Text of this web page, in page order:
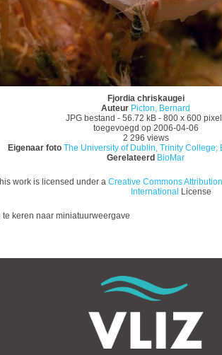
Fjordia chriskaugei
Auteur Picton, Bernard
JPG bestand - 56.72 kB - 800 x 600
toegevoegd op 2006-04-06
2 296 views
Eigenaar foto The University of Dublin, Trinity College;
Gerelateerd BioMar
work is licensed under a Creative Commons
International License
te keren naar miniatuurweergave